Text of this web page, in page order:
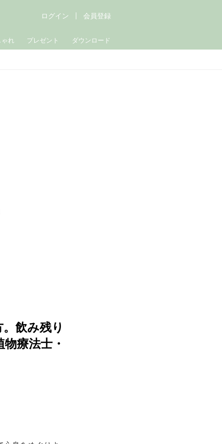
ゃれ プレゼント ダウンロード
ログイン 会員登録
飲み残り
療法士・